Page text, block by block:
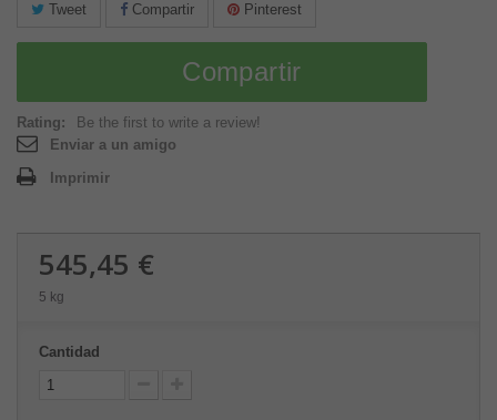
Tweet Compartir Pinterest
Compartir
Rating:
Be the first to write a review!
Enviar a un amigo
Imprimir
545,45 €
5 kg
Cantidad